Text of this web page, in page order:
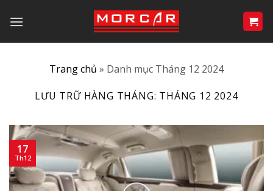
qua
nội
Trang chủ » Danh mục Tháng 12 2024
LƯU TRỮ HÀNG THÁNG: THÁNG 12 2024
17
Th12